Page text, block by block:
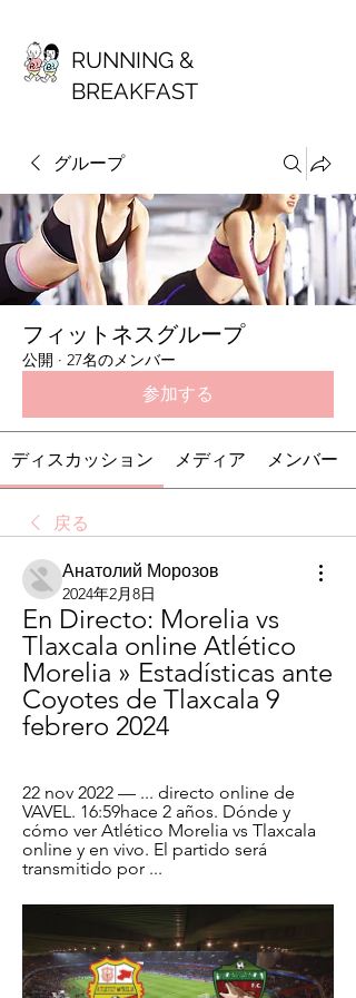
RUNNING &
BREAKFAST
グループ
フィットネスグループ
公開 · 27名のメンバー
参加する
ディスカッション メディア メンバー
戻る
Анатолий Морозов
2024年2月8日
En Directo: Morelia vs
Tlaxcala online Atlético
Morelia » Estadísticas ante
Coyotes de Tlaxcala 9
febrero 2024
22 nov 2022 — ... directo online de
VAVEL. 16:59hace 2 años. Dónde y
cómo ver Atlético Morelia vs Tlaxcala
online y en vivo. El partido será
transmitido por ...